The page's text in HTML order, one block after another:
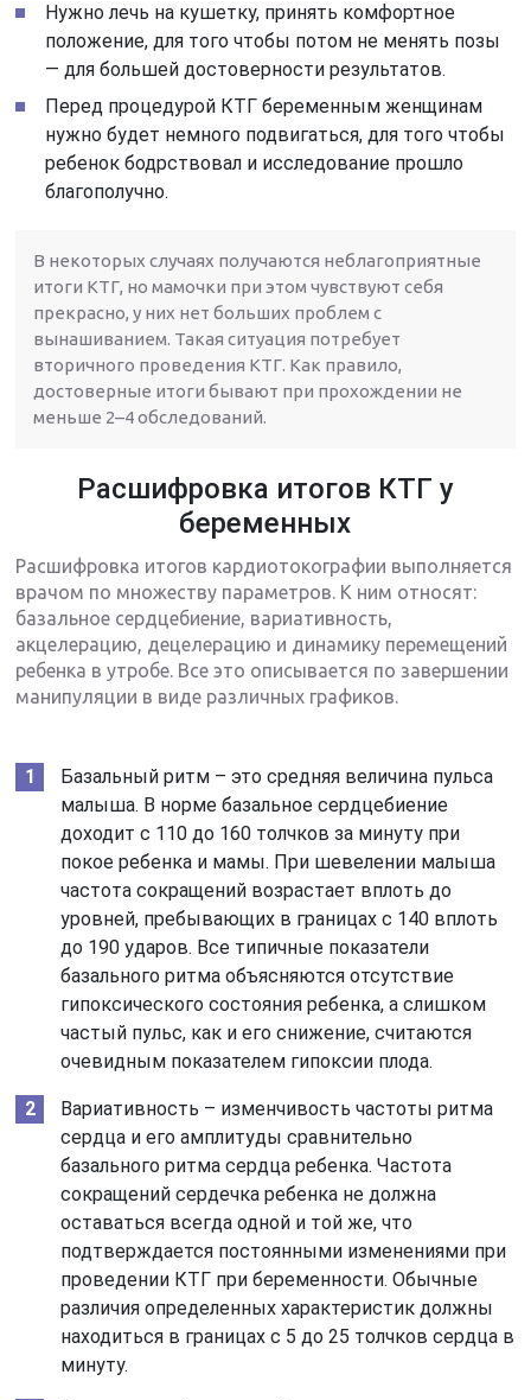
Нужно лечь на кушетку, принять комфортное
положение, для того чтобы потом не менять позы
— для большей достоверности результатов.
Перед процедурой КТГ беременным женщинам
нужно будет немного подвигаться, для того чтобы
ребенок бодрствовал и исследование прошло
благополучно.
В некоторых случаях получаются неблагоприятные
итоги КТГ, но мамочки при этом чувствуют себя
прекрасно, у них нет больших проблем с
вынашиванием. Такая ситуация потребует
вторичного проведения КТГ. Как правило,
достоверные итоги бывают при прохождении не
меньше 2–4 обследований.
Расшифровка итогов КТГ у
беременных
Расшифровка итогов кардиотокографии выполняется
врачом по множеству параметров. К ним относят:
базальное сердцебиение, вариативность,
акцелерацию, децелерацию и динамику перемещений
ребенка в утробе. Все это описывается по завершении
манипуляции в виде различных графиков.
Базальный ритм – это средняя величина пульса
малыша. В норме базальное сердцебиение
доходит с 110 до 160 толчков за минуту при
покое ребенка и мамы. При шевелении малыша
частота сокращений возрастает вплоть до
уровней, пребывающих в границах с 140 вплоть
до 190 ударов. Все типичные показатели
базального ритма объясняются отсутствие
гипоксического состояния ребенка, а слишком
частый пульс, как и его снижение, считаются
очевидным показателем гипоксии плода.
Вариативность – изменчивость частоты ритма
сердца и его амплитуды сравнительно
базального ритма сердца ребенка. Частота
сокращений сердечка ребенка не должна
оставаться всегда одной и той же, что
подтверждается постоянными изменениями при
проведении КТГ при беременности. Обычные
различия определенных характеристик должны
находиться в границах с 5 до 25 толчков сердца в
минуту.